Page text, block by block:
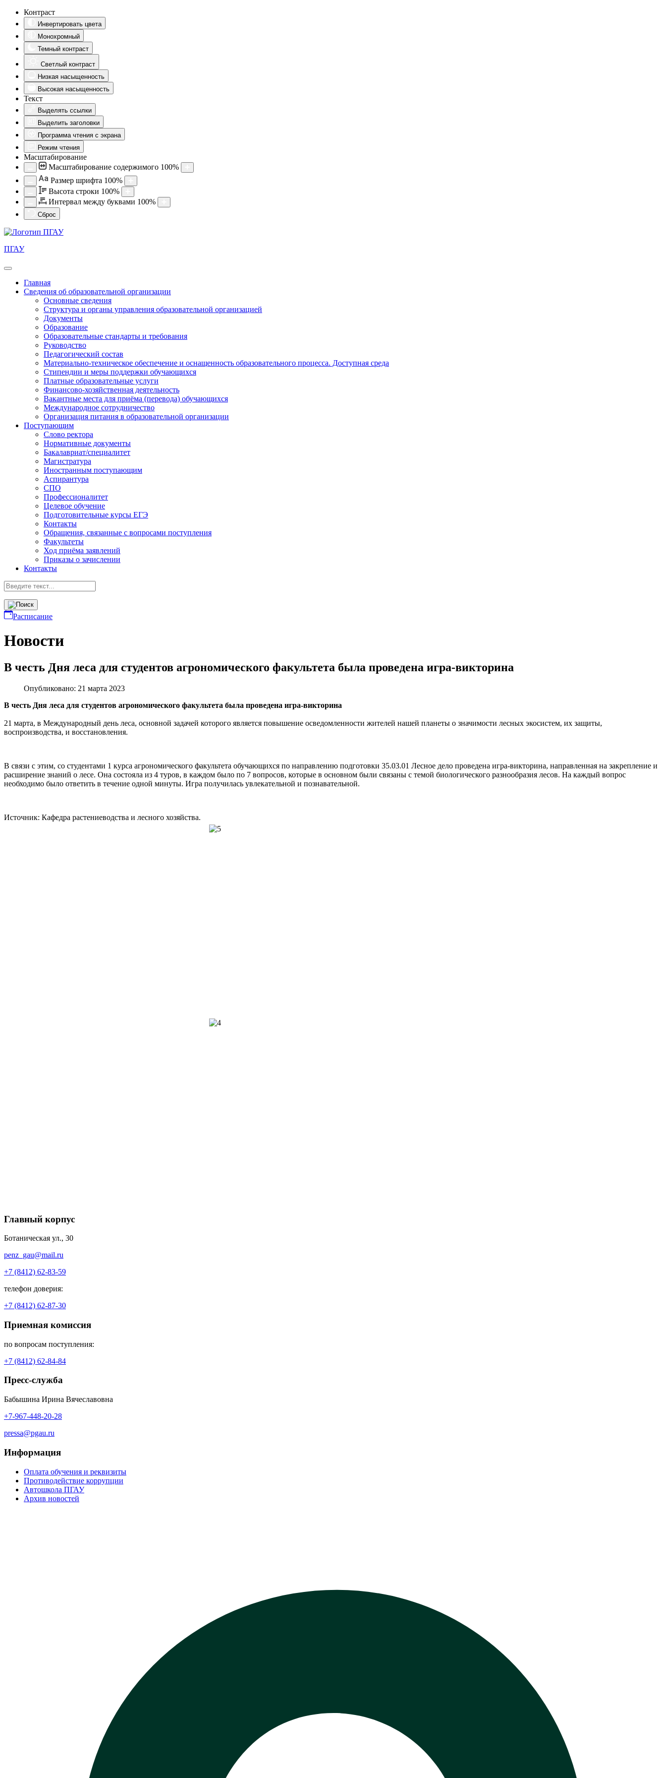
Контраст
Инвертировать цвета
Монохромный
Темный контраст
Светлый контраст
Низкая насыщенность
Высокая насыщенность
Текст
Выделять ссылки
Выделить заголовки
Программа чтения с экрана
Режим чтения
Масштабирование
Масштабирование содержимого 100%
Aa Размер шрифта 100%
Высота строки 100%
Интервал между буквами 100%
Сброс
ПГАУ
Главная
Сведения об образовательной организации
Основные сведения
Структура и органы управления образовательной организацией
Документы
Образование
Образовательные стандарты и требования
Руководство
Педагогический состав
Материально-техническое обеспечение и оснащенность образовательного процесса. Доступная среда
Стипендии и меры поддержки обучающихся
Платные образовательные услуги
Финансово-хозяйственная деятельность
Вакантные места для приёма (перевода) обучающихся
Международное сотрудничество
Организация питания в образовательной организации
Поступающим
Слово ректора
Нормативные документы
Бакалавриат/специалитет
Магистратура
Иностранным поступающим
Аспирантура
СПО
Профессионалитет
Целевое обучение
Подготовительные курсы ЕГЭ
Контакты
Обращения, связанные с вопросами поступления
Факультеты
Ход приёма заявлений
Приказы о зачислении
Контакты
Расписание
Новости
В честь Дня леса для студентов агрономического факультета была проведена игра-викторина
Опубликовано: 21 марта 2023
В честь Дня леса для студентов агрономического факультета была проведена игра-викторина
21 марта, в Международный день леса, основной задачей которого является повышение осведомленности жителей нашей планеты о значимости лесных экосистем, их защиты,
воспроизводства, и восстановления.
В связи с этим, со студентами 1 курса агрономического факультета обучающихся по направлению подготовки 35.03.01 Лесное дело проведена игра-викторина, направленная на закрепление и
расширение знаний о лесе. Она состояла из 4 туров, в каждом было по 7 вопросов, которые в основном были связаны с темой биологического разнообразия лесов. На каждый вопрос
необходимо было ответить в течение одной минуты. Игра получилась увлекательной и познавательной.
Источник: Кафедра растениеводства и лесного хозяйства.
Главный корпус
Ботаническая ул., 30
penz_gau@mail.ru
+7 (8412) 62-83-59
телефон доверия:
+7 (8412) 62-87-30
Приемная комиссия
по вопросам поступления:
+7 (8412) 62-84-84
Пресс-служба
Бабышина Ирина Вячеславовна
+7-967-448-20-28
pressa@pgau.ru
Информация
Оплата обучения и реквизиты
Противодействие коррупции
Автошкола ПГАУ
Архив новостей